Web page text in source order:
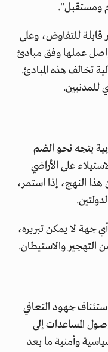
ومستقبل".
قابلة للتفاوض، وعلى
عملها وفق مبادئ
تخالف هذه المبادئ.
يتجه نحو الضم
على الأراضي
النهج، إذا استمر،
جهة لا يمكن تبريره،
التهجير والاستيطان.
جهود التعافي
المساعدات إلى
وأمنية ما بعد